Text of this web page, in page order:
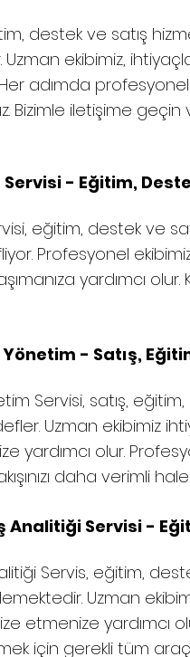
destek ve satış
ekibimiz,
adımda
Bizimle iletişime
- Eğitim,
eğitim, destek ve
Profesyonel
yardımcı olur.
Yönetim - Satış,
Servisi, satış,
Uzman ekibimiz
olur.
daha verimli
Analitiği Servisi -
Servis, eğitim,
Uzman
etmenize yardımcı
için gerekli tüm